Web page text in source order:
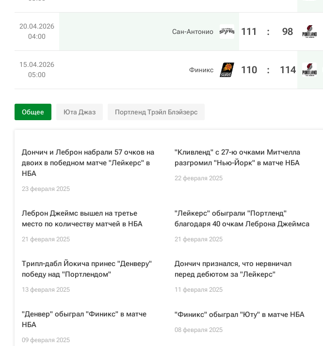
20.04.2026
04:00
Сан-Антонио 111 : 98
15.04.2026
05:00
Финикс 110 : 114
Общее Юта Джаз Портленд Трэйл Блэйзерс
Дончич и Леброн набрали 57 очков на
двоих в победном матче "Лейкерс" в
НБА
23 февраля 2025
"Кливленд" с 27-ю очками Митчелла
разгромил "Нью-Йорк" в матче НБА
22 февраля 2025
Леброн Джеймс вышел на третье
место по количеству матчей в НБА
21 февраля 2025
"Лейкерс" обыграли "Портленд"
благодаря 40 очкам Леброна Джеймса
21 февраля 2025
Трипл-дабл Йокича принес "Денверу"
победу над "Портлендом"
13 февраля 2025
Дончич признался, что нервничал
перед дебютом за "Лейкерс"
11 февраля 2025
"Денвер" обыграл "Финикс" в матче
НБА
09 февраля 2025
"Финикс" обыграл "Юту" в матче НБА
08 февраля 2025